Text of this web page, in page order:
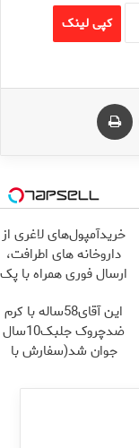
کپی لینک
اشتراک گذاری از طریق ایمیل
خریدآمپول‌های لاغری از
داروخانه های اطرافت،
ارسال فوری همراه با پک
این آقای58ساله با کرم
ضدچروک جلبک10سال
جوان شد(سفارش با